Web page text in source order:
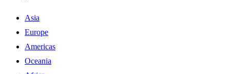
Asia
Europe
Americas
Oceania